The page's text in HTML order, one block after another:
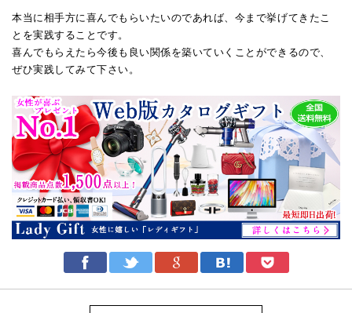
本当に相手方に喜んでもらいたいのであれば、今まで挙げてきたこ
とを実践することです。
喜んでもらえたら今後も良い関係を築いていくことができるので、
ぜひ実践してみて下さい。